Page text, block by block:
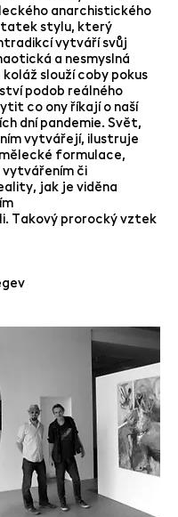
anarchistického
stylu, který
vytváří svůj
a nesmyslná
slouží coby pokus
podob reálného
co ony říkají o naší
dní pandemie. Svět,
vytvářejí, ilustruje
formulace,
či
jak je viděna
Takový prorocký vztek